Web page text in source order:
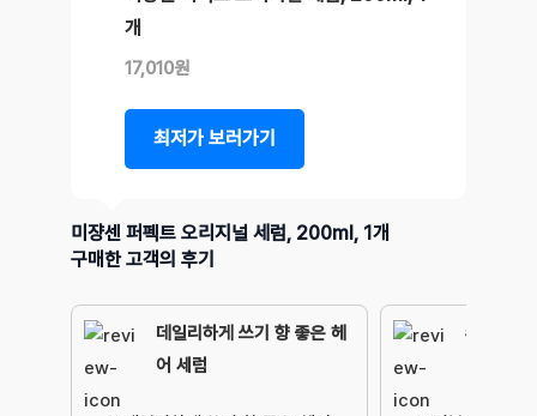
개
17,010원
최저가 보러가기
미쟝센 퍼펙트 오리지널 세럼, 200ml, 1개
구매한 고객의 후기
데일리하게 쓰기 향 좋은 헤
어 세럼
#호불호